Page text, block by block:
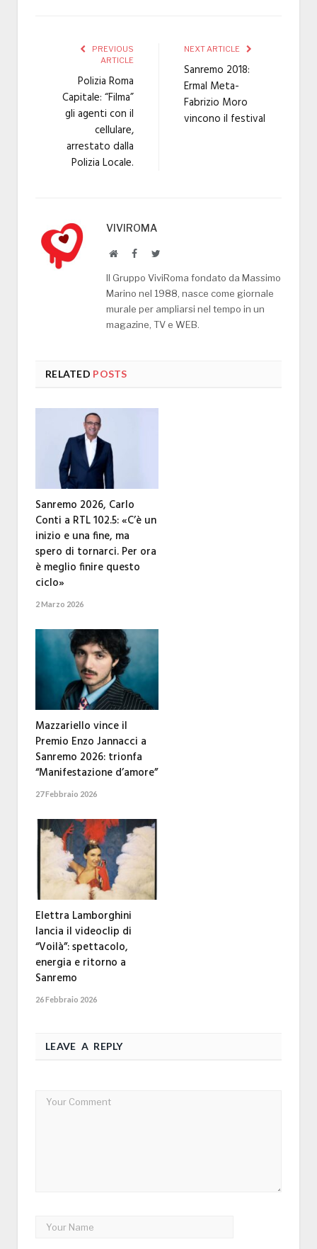
PREVIOUS
ARTICLE
Polizia Roma
Capitale: “Filma”
gli agenti con il
cellulare,
arrestato dalla
Polizia Locale.
NEXT ARTICLE
Sanremo 2018:
Ermal Meta-
Fabrizio Moro
vincono il festival
VIVIROMA
WebsiteFacebookTwitter
Il Gruppo ViviRoma fondato da Massimo
Marino nel 1988, nasce come giornale
murale per ampliarsi nel tempo in un
magazine, TV e WEB.
RELATED POSTS
Sanremo 2026, Carlo
Conti a RTL 102.5: «C’è un
inizio e una fine, ma
spero di tornarci. Per ora
è meglio finire questo
ciclo»
2 Marzo 2026
Mazzariello vince il
Premio Enzo Jannacci a
Sanremo 2026: trionfa
“Manifestazione d’amore”
27 Febbraio 2026
Elettra Lamborghini
lancia il videoclip di
“Voilà”: spettacolo,
energia e ritorno a
Sanremo
26 Febbraio 2026
LEAVE A REPLY